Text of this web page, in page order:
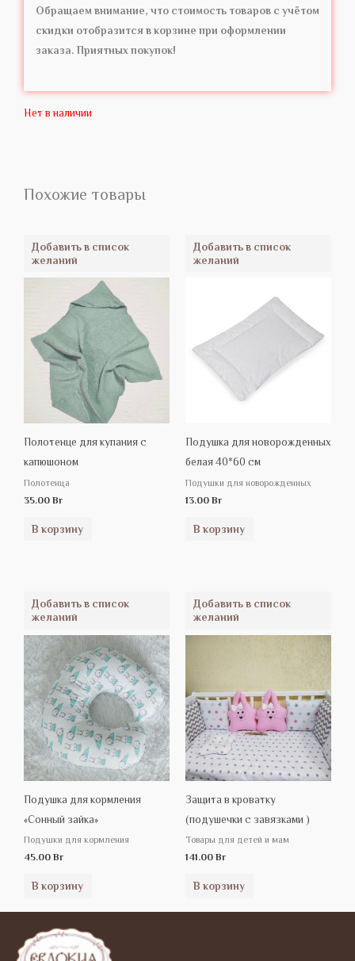
Обращаем внимание, что стоимость товаров с учётом
скидки отобразится в корзине при оформлении
заказа. Приятных покупок!
Нет в наличии
Похожие товары
Добавить в список
желаний
Полотенце для купания с
капюшоном
Полотенца
35.00 Br
В корзину
Добавить в список
желаний
Подушка для новорожденных
белая 40*60 см
Подушки для новорожденных
13.00 Br
В корзину
Добавить в список
желаний
Подушка для кормления
«Сонный зайка»
Подушки для кормления
45.00 Br
В корзину
Добавить в список
желаний
Защита в кроватку
(подушечки с завязками )
Товары для детей и мам
141.00 Br
В корзину